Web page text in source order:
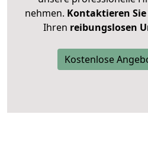
nehmen. Kontaktieren
Ihren reibungslosen
Kostenlose